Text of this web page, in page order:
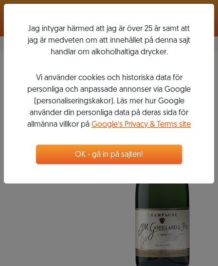
Brut Tradition
JM
GOBILLARD &
FILS
kr
Jag intygar härmed att jag är över 25 år samt att
jag är medveten om att innehållet på denna sajt
handlar om alkoholhaltiga drycker.
Vi använder cookies och historiska data för
personliga och anpassade annonser via Google
(personaliseringskakor). Läs mer hur Google
använder din personliga data på deras sida för
allmänna villkor på Google’s Privacy & Terms site
OK - gå in på sajten!